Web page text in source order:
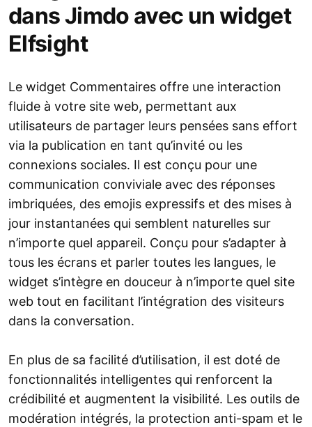
dans Jimdo avec un widget
Elfsight
Le widget Commentaires offre une interaction
fluide à votre site web, permettant aux
utilisateurs de partager leurs pensées sans effort
via la publication en tant qu’invité ou les
connexions sociales. Il est conçu pour une
communication conviviale avec des réponses
imbriquées, des emojis expressifs et des mises à
jour instantanées qui semblent naturelles sur
n’importe quel appareil. Conçu pour s’adapter à
tous les écrans et parler toutes les langues, le
widget s’intègre en douceur à n’importe quel site
web tout en facilitant l’intégration des visiteurs
dans la conversation.
En plus de sa facilité d’utilisation, il est doté de
fonctionnalités intelligentes qui renforcent la
crédibilité et augmentent la visibilité. Les outils de
modération intégrés, la protection anti-spam et le